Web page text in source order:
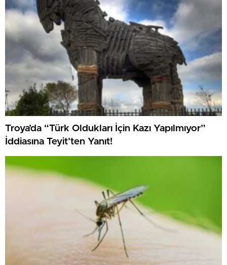
Troya’da “Türk Oldukları İçin Kazı Yapılmıyor”
İddiasına Teyit’ten Yanıt!